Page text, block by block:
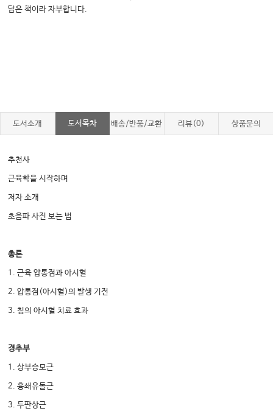
담은 책이라 자부합니다.
도서소개 도서목차 배송/반품/교환 리뷰(0) 상품문의
추천사
근육학을 시작하며
저자 소개
초음파 사진 보는 법
총론
1. 근육 압통점과 아시혈
2. 압통점(아시혈)의 발생 기전
3. 침의 아시혈 치료 효과
경추부
1. 상부승모근
2. 흉쇄유돌근
3. 두판상근